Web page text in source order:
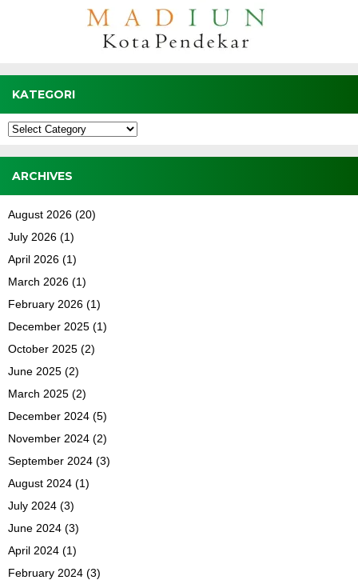
KATEGORI
Kategori
ARCHIVES
August 2026 (20)
July 2026 (1)
April 2026 (1)
March 2026 (1)
February 2026 (1)
December 2025 (1)
October 2025 (2)
June 2025 (2)
March 2025 (2)
December 2024 (5)
November 2024 (2)
September 2024 (3)
August 2024 (1)
July 2024 (3)
June 2024 (3)
April 2024 (1)
February 2024 (3)